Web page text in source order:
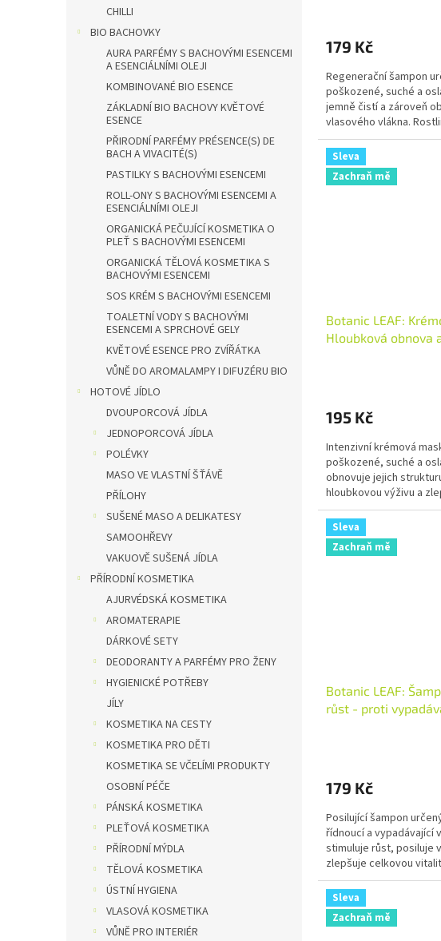
CHILLI
BIO BACHOVKY
AURA PARFÉMY S BACHOVÝMI ESENCEMI
A ESENCIÁLNÍMI OLEJI
KOMBINOVANÉ BIO ESENCE
ZÁKLADNÍ BIO BACHOVY KVĚTOVÉ
ESENCE
PŘIRODNÍ PARFÉMY PRÉSENCE(S) DE
BACH A VIVACITÉ(S)
PASTILKY S BACHOVÝMI ESENCEMI
ROLL-ONY S BACHOVÝMI ESENCEMI A
ESENCIÁLNÍMI OLEJI
ORGANICKÁ PEČUJÍCÍ KOSMETIKA O
PLEŤ S BACHOVÝMI ESENCEMI
ORGANICKÁ TĚLOVÁ KOSMETIKA S
BACHOVÝMI ESENCEMI
SOS KRÉM S BACHOVÝMI ESENCEMI
TOALETNÍ VODY S BACHOVÝMI
ESENCEMI A SPRCHOVÉ GELY
KVĚTOVÉ ESENCE PRO ZVÍŘÁTKA
VŮNĚ DO AROMALAMPY I DIFUZÉRU BIO
HOTOVÉ JÍDLO
DVOUPORCOVÁ JÍDLA
JEDNOPORCOVÁ JÍDLA
POLÉVKY
MASO VE VLASTNÍ ŠŤÁVĚ
PŘÍLOHY
SUŠENÉ MASO A DELIKATESY
SAMOOHŘEVY
VAKUOVĚ SUŠENÁ JÍDLA
PŘÍRODNÍ KOSMETIKA
AJURVÉDSKÁ KOSMETIKA
AROMATERAPIE
DÁRKOVÉ SETY
DEODORANTY A PARFÉMY PRO ŽENY
HYGIENICKÉ POTŘEBY
JÍLY
KOSMETIKA NA CESTY
KOSMETIKA PRO DĚTI
KOSMETIKA SE VČELÍMI PRODUKTY
OSOBNÍ PÉČE
PÁNSKÁ KOSMETIKA
PLEŤOVÁ KOSMETIKA
PŘÍRODNÍ MÝDLA
TĚLOVÁ KOSMETIKA
ÚSTNÍ HYGIENA
VLASOVÁ KOSMETIKA
VŮNĚ PRO INTERIÉR
179 Kč
Regenerační šampon
poškozené, suché a
jemně čistí a zároveň
vlasového vlákna.
složky dodávají...
Sleva
Zachraň mě
Botanic LEAF:
Hloubková obnova
195 Kč
Intenzivní krémová
poškozené, suché a
obnovuje jejich
hloubkovou výživu a
Bohaté složení s...
Sleva
Zachraň mě
Botanic LEAF:
růst - proti
179 Kč
Posilující šampon
řídnoucí a vypadávající
stimuluje růst, posiluje
zlepšuje celkovou
vlákna. Jemně čistí...
Sleva
Zachraň mě